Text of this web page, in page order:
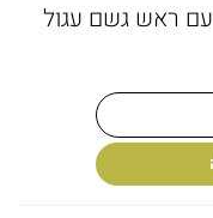
ראש גשם עגול